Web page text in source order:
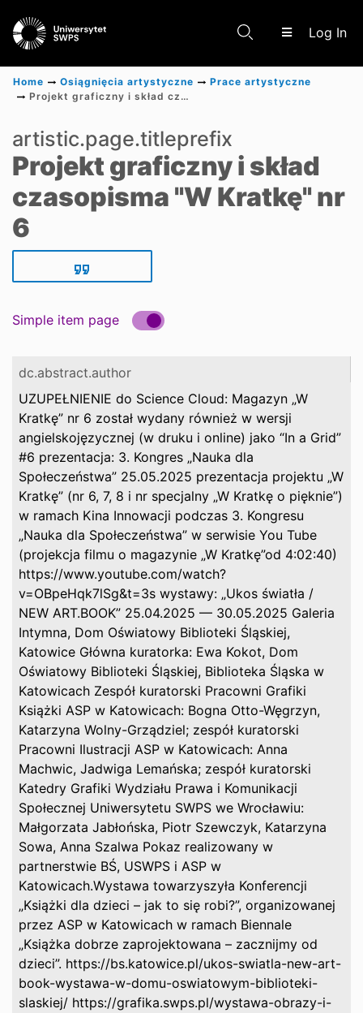
Log In
Scientific research results
Home Osiągnięcia artystyczne
Prace artystyczne
Projekt graficzny i skład czasopisma "W Kratkę" nr 6
artistic.page.titleprefix
Projekt graficzny i skład
czasopisma "W Kratkę" nr
6
Simple item page
dc.abstract.author
UZUPEŁNIENIE do Science Cloud: Magazyn „W
Kratkę” nr 6 został wydany również w wersji
angielskojęzycznej (w druku i online) jako “In a Grid”
#6 prezentacja: 3. Kongres „Nauka dla
Społeczeństwa” 25.05.2025 prezentacja projektu „W
Kratkę” (nr 6, 7, 8 i nr specjalny „W Kratkę o pięknie”)
w ramach Kina Innowacji podczas 3. Kongresu
„Nauka dla Społeczeństwa” w serwisie You Tube
(projekcja filmu o magazynie „W Kratkę”od 4:02:40)
https://www.youtube.com/watch?
v=OBpeHqk7lSg&t=3s wystawy: „Ukos światła /
NEW ART.BOOK” 25.04.2025 — 30.05.2025 Galeria
Intymna, Dom Oświatowy Biblioteki Śląskiej,
Katowice Główna kuratorka: Ewa Kokot, Dom
Oświatowy Biblioteki Śląskiej, Biblioteka Śląska w
Katowicach Zespół kuratorski Pracowni Grafiki
Książki ASP w Katowicach: Bogna Otto-Węgrzyn,
Katarzyna Wolny-Grządziel; zespół kuratorski
Pracowni Ilustracji ASP w Katowicach: Anna
Machwic, Jadwiga Lemańska; zespół kuratorski
Katedry Grafiki Wydziału Prawa i Komunikacji
Społecznej Uniwersytetu SWPS we Wrocławiu:
Małgorzata Jabłońska, Piotr Szewczyk, Katarzyna
Sowa, Anna Szalwa Pokaz realizowany w
partnerstwie BŚ, USWPS i ASP w
Katowicach.Wystawa towarzyszyła Konferencji
„Książki dla dzieci – jak to się robi?”, organizowanej
przez ASP w Katowicach w ramach Biennale
„Książka dobrze zaprojektowana – zacznijmy od
dzieci”. https://bs.katowice.pl/ukos-swiatla-new-art-
book-wystawa-w-domu-oswiatowym-biblioteki-
slaskiej/ https://grafika.swps.pl/wystawa-obrazy-i-